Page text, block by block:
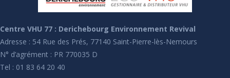
Centre VHU 77 : Derichebourg Environnement Revival
Adresse : 54 Rue des Prés, 77140 Saint-Pierre-lès-Nemours
N° d’agrément : PR 770035 D
Tel : 01 83 64 20 40